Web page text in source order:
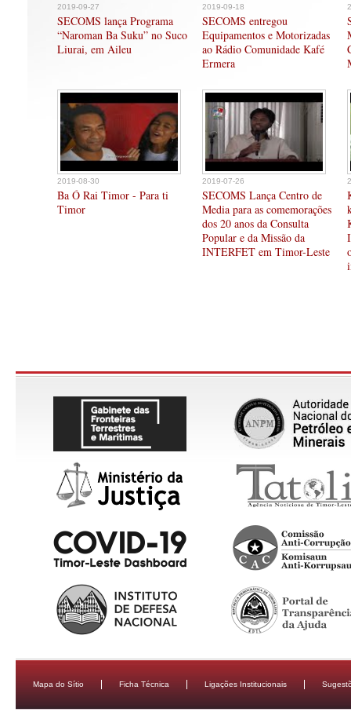
2019-09-27
SECOMS lança Programa
“Naroman Ba Suku” no Suco
Liurai, em Aileu
2019-09-18
SECOMS entregou
Equipamentos e Motorizadas
ao Rádio Comunidade Kafé
Ermera
2019-08-30
Ba Ó Rai Timor - Para ti
Timor
2019-07-26
SECOMS Lança Centro de
Media para as comemorações
dos 20 anos da Consulta
Popular e da Missão da
INTERFET em Timor-Leste
Mapa do Sítio Ficha Técnica Ligações Institucionais